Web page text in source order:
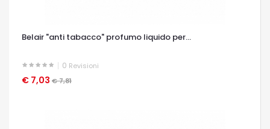
Belair "anti tabacco" profumo liquido per...
0 Revisioni
€ 7,03 € 7,81
OCCHIATA VELOCE